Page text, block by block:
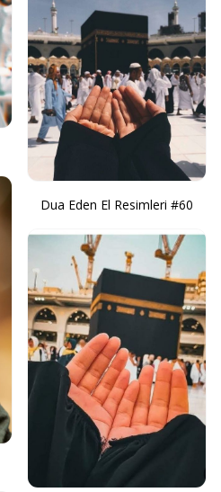
Dua Eden El Resimleri #60